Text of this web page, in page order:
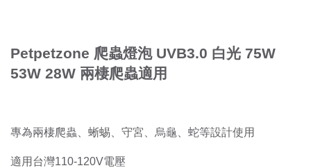
Petpetzone 爬蟲燈泡 UVB3.0 白光 75W
53W 28W 兩棲爬蟲適用
專為兩棲爬蟲、蜥蜴、守宮、烏龜、蛇等設計使用
適用台灣110-120V電壓